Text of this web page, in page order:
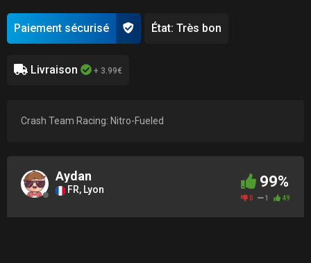
Paiement sécurisé État: Très bon
Livraison + 3.99€
Crash Team Racing: Nitro-Fueled
Aydan
FR, Lyon 99%
0 1 49